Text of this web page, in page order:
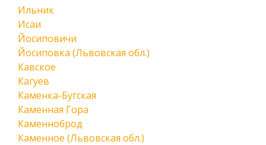
Ильник
Исаи
Йосиповичи
Йосиповка (Львовская обл.)
Кавское
Кагуев
Каменка-Бугская
Каменная Гора
Каменноброд
Каменное (Львовская обл.)